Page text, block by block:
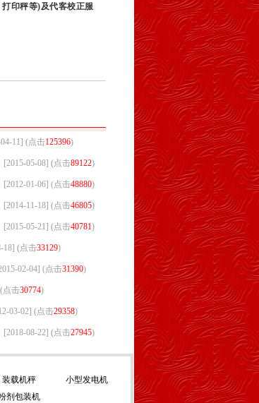
打印秤等)及代客校正服
04-11] (点击125396)
[2015-05-08] (点击89122)
[2012-01-06] (点击48880)
[2014-11-18] (点击46805)
[2015-05-21] (点击40781)
18] (点击33129)
02-04] (点击31390)
点击30774)
03-02] (点击29358)
[2018-08-22] (点击27945)
装载机秤
小型发电机
剂包装机